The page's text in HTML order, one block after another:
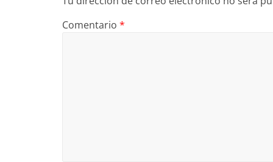
Comentario *